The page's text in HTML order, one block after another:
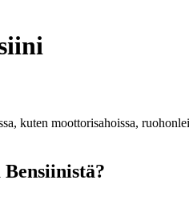
kuten moottorisahoissa,